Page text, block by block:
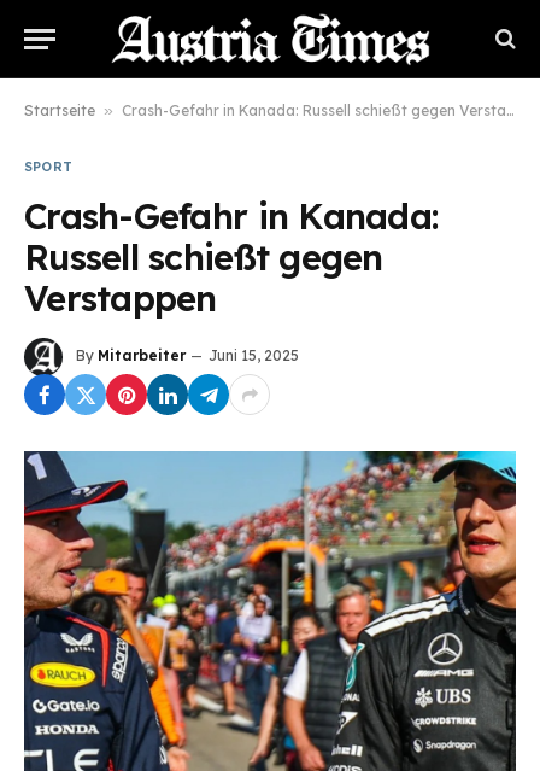
Startseite » Crash-Gefahr in Kanada: Russell schießt gegen Verstappen
SPORT
Crash-Gefahr in Kanada:
Russell schießt gegen
Verstappen
By Mitarbeiter Juni 15, 2025